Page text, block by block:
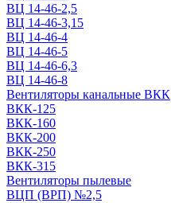
ВЦ 14-46-2,5
ВЦ 14-46-3,15
ВЦ 14-46-4
ВЦ 14-46-5
ВЦ 14-46-6,3
ВЦ 14-46-8
Вентиляторы канальные ВКК
ВКК-125
ВКК-160
ВКК-200
ВКК-250
ВКК-315
Вентиляторы пылевые
ВЦП (ВРП) №2,5